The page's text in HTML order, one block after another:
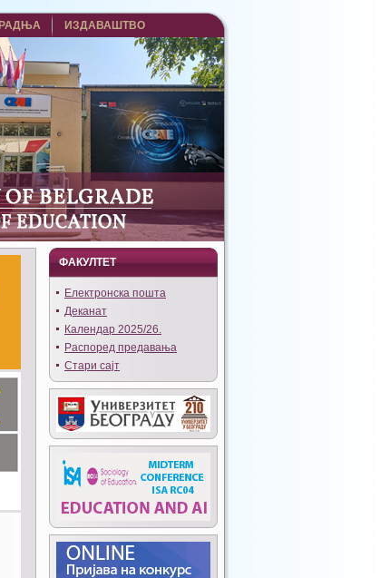
ИЗДАВАШТВО
ФАКУЛТЕТ
Eлектронска пошта
Деканат
Календар 2025/26.
Распоред предавања
Стари сајт